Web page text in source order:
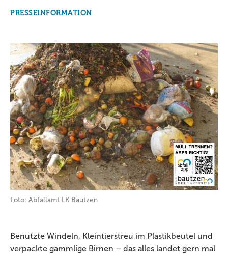
PRESSEINFORMATION
Foto: Abfallamt LK Bautzen
Benutzte Windeln, Kleintierstreu im Plastikbeutel und
verpackte gammlige Birnen – das alles landet gern mal